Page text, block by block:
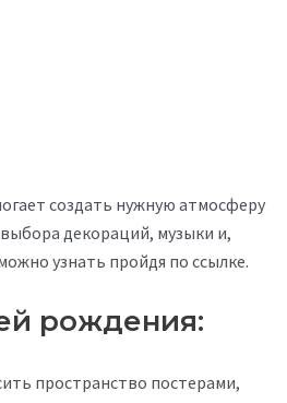
создать нужную атмосферу
декораций, музыки и,
узнать пройдя по ссылке.
рождения:
пространство постерами,